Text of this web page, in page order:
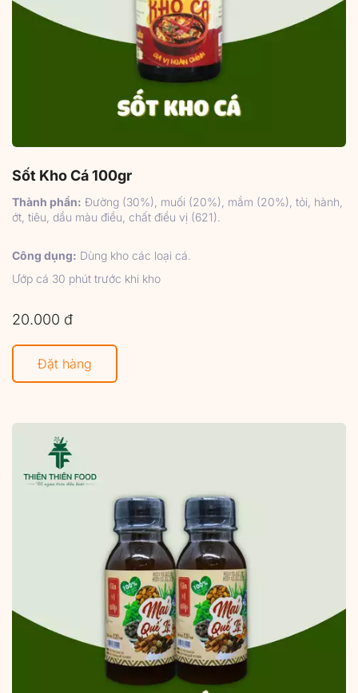
Sốt Kho Cá 100gr
Thành phần: Đường (30%), muối (20%), mắm (20%), tỏi, hành,
ớt, tiêu, dầu màu điều, chất điều vị (621).
Công dụng: Dùng kho các loại cá.
Ướp cá 30 phút trước khi kho
20.000 đ
Đặt hàng